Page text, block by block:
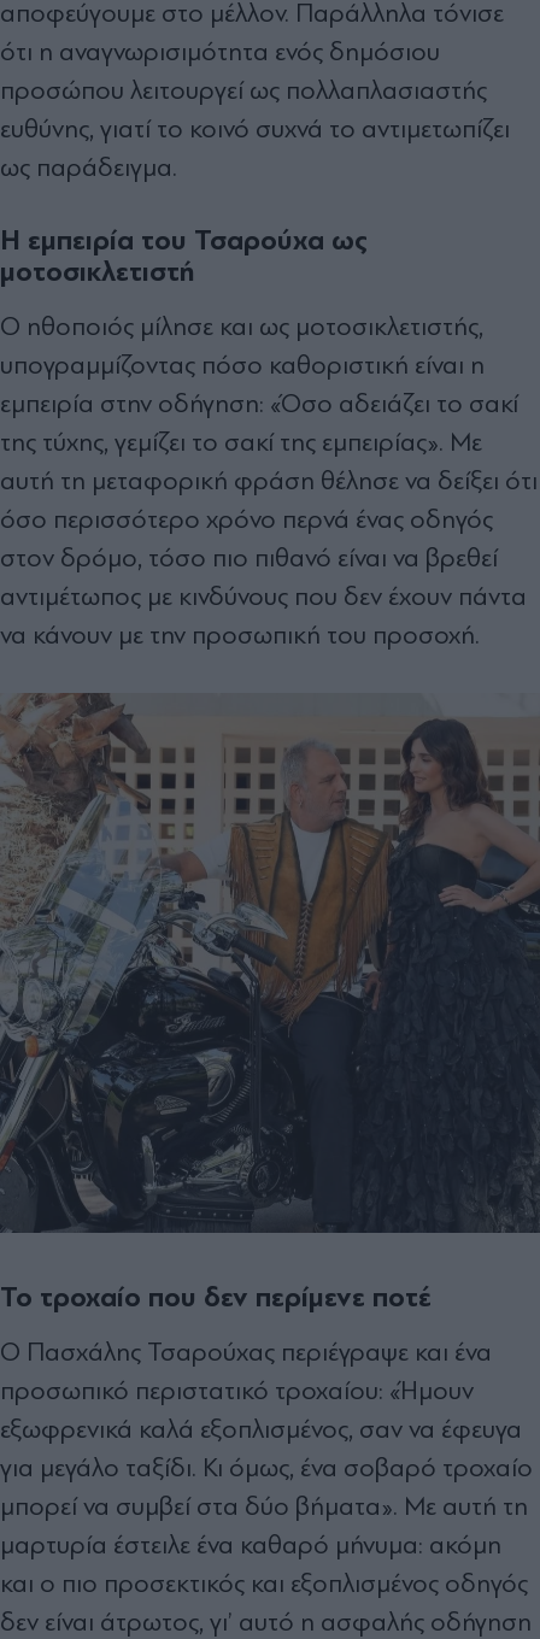
αποφεύγουμε στο μέλλον. Παράλληλα τόνισε
ότι η αναγνωρισιμότητα ενός δημόσιου
προσώπου λειτουργεί ως πολλαπλασιαστής
ευθύνης, γιατί το κοινό συχνά το αντιμετωπίζει
ως παράδειγμα.
Η εμπειρία του Τσαρούχα ως
μοτοσικλετιστή
Ο ηθοποιός μίλησε και ως μοτοσικλετιστής,
υπογραμμίζοντας πόσο καθοριστική είναι η
εμπειρία στην οδήγηση: «Όσο αδειάζει το σακί
της τύχης, γεμίζει το σακί της εμπειρίας». Με
αυτή τη μεταφορική φράση θέλησε να δείξει ότι
όσο περισσότερο χρόνο περνά ένας οδηγός
στον δρόμο, τόσο πιο πιθανό είναι να βρεθεί
αντιμέτωπος με κινδύνους που δεν έχουν πάντα
να κάνουν με την προσωπική του προσοχή.
Το τροχαίο που δεν περίμενε ποτέ
Ο Πασχάλης Τσαρούχας περιέγραψε και ένα
προσωπικό περιστατικό τροχαίου: «Ήμουν
εξωφρενικά καλά εξοπλισμένος, σαν να έφευγα
για μεγάλο ταξίδι. Κι όμως, ένα σοβαρό τροχαίο
μπορεί να συμβεί στα δύο βήματα». Με αυτή τη
μαρτυρία έστειλε ένα καθαρό μήνυμα: ακόμη
και ο πιο προσεκτικός και εξοπλισμένος οδηγός
δεν είναι άτρωτος, γι’ αυτό η ασφαλής οδήγηση